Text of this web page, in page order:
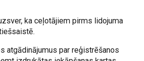
ka ceļotājiem pirms lidojuma
atgādinājumus par reģistrēšanos